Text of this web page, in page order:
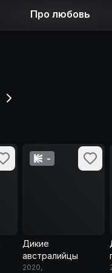
Про любовь
-
Дикие
австралийцы
2020,